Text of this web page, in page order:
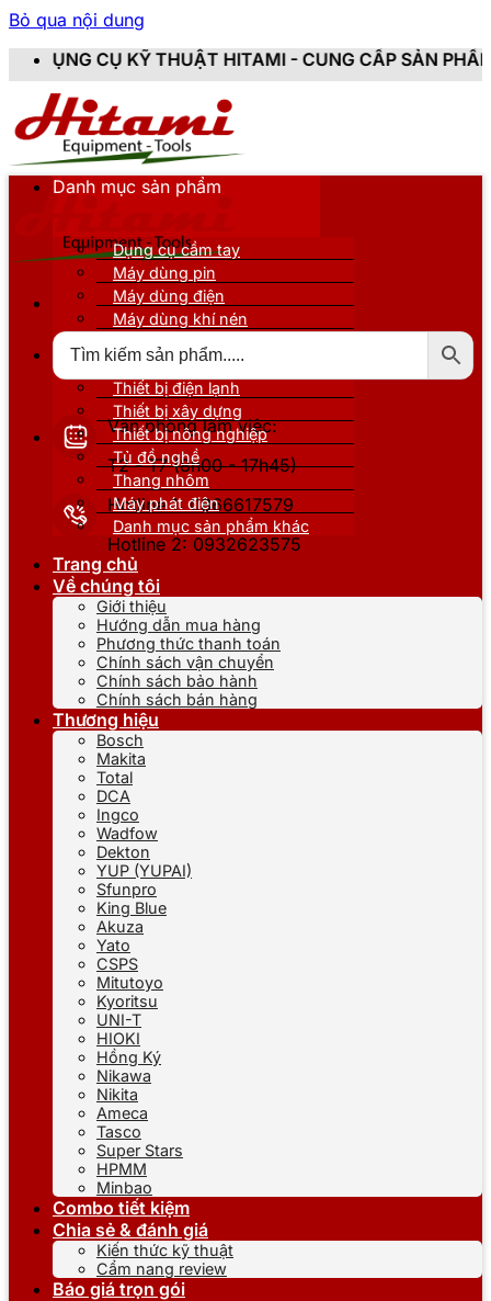
Bỏ qua nội dung
THUẬT HITAMI - CUNG CẤP SẢN PHẨM CHÍNH
Văn phòng làm việc:
T2 - T7 (8h00 - 17h45)
Hotline 1: 0866617579
Hotline 2: 0932623575
Danh mục sản phẩm
Dụng cụ cầm tay
Máy dùng pin
Máy dùng điện
Máy dùng khí nén
Thiết bị nâng đỡ
Thiết bị điện lạnh
Thiết bị xây dựng
Thiết bị nông nghiệp
Tủ đồ nghề
Thang nhôm
Máy phát điện
Danh mục sản phẩm khác
Trang chủ
Về chúng tôi
Giới thiệu
Hướng dẫn mua hàng
Phương thức thanh toán
Chính sách vận chuyển
Chính sách bảo hành
Chính sách bán hàng
Thương hiệu
Bosch
Makita
Total
DCA
Ingco
Wadfow
Dekton
YUP (YUPAI)
Sfunpro
King Blue
Akuza
Yato
CSPS
Mitutoyo
Kyoritsu
UNI-T
HIOKI
Hồng Ký
Nikawa
Nikita
Ameca
Tasco
Super Stars
HPMM
Minbao
Combo tiết kiệm
Chia sẻ & đánh giá
Kiến thức kỹ thuật
Cẩm nang review
Báo giá trọn gói